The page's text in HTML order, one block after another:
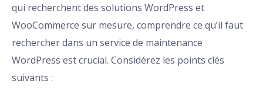
qui recherchent des solutions WordPress et
WooCommerce sur mesure, comprendre ce qu’il faut
rechercher dans un service de maintenance
WordPress est crucial. Considérez les points clés
suivants :